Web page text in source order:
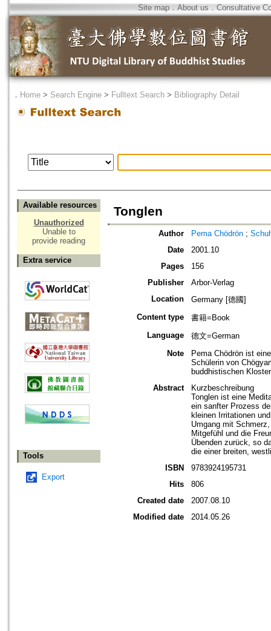
Site map．About us ． Consultative
． Home > Search Engine > Fulltext Search > Bibliography Detail
Available resources
Unauthorized
Unable to
provide reading
Extra service
Tools
Export
Tonglen
Author Pema Chödrön ;
Date
2001.10
Pages
156
Publisher
Arbor-Verlag
Location
Germany [德國]
Content type
書籍=Book
Language
德文=German
Note
Pema Chödrön ist
Schülerin von
buddhistischen
Abstract
Kurzbeschreibung
Tonglen ist eine
ein sanfter Prozess
kleinen Irritationen
Umgang mit
Mitgefühl und die
Übenden zurück, so
die einer breiten,
ISBN
9783924195731
Hits
806
Created date
2007.08.10
Modified date
2014.05.26